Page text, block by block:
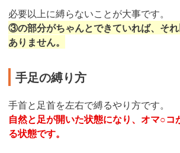
必要以上に縛らないことが大事です。
③の部分がちゃんとできていれば、そ
ありません。
手足の縛り方
手首と足首を左右で縛るやり方です。
自然と足が開いた状態になり、オマ○コ
る状態です。